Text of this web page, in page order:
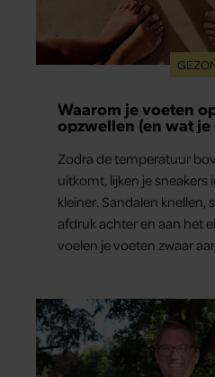
Waarom je voeten
opzwellen (en wat
Zodra de temperatuur
uitkomt, lijken je sneakers
kleiner. Sandalen knellen,
afdruk achter en aan het
voelen je voeten zwaar